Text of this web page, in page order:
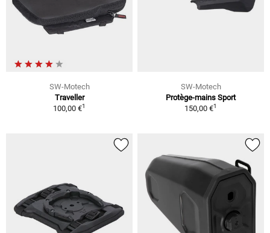
SW-Motech
Traveller
100,00 €1
SW-Motech
Protège-mains Sport
150,00 €1